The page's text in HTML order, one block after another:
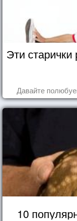
Эти
Давайте
10